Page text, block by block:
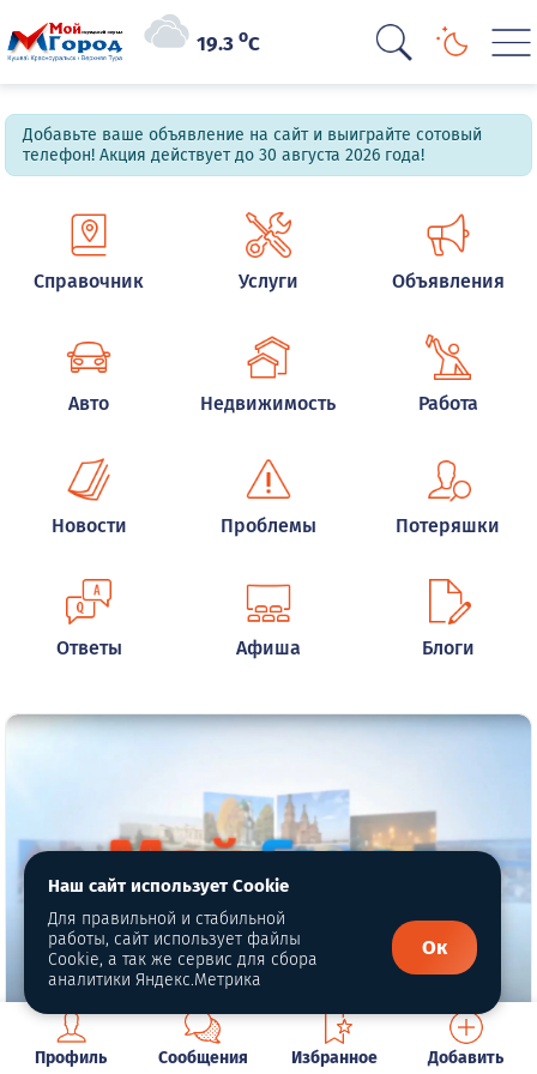
19.3oC
Добавьте ваше объявление на сайт и выиграйте сотовый
телефон! Акция действует до 30 августа 2026 года!
Справочник Услуги Объявления
Авто Недвижимость Работа
Новости Проблемы Потеряшки
Ответы Афиша Блоги
Мы обновили сайт
Профиль Сообщения Избранное Добавить
Наш сайт использует Cookie
Для правильной и стабильной
работы, сайт использует файлы
Cookie, а так же сервис для сбора
аналитики Яндекс.Метрика
Ок